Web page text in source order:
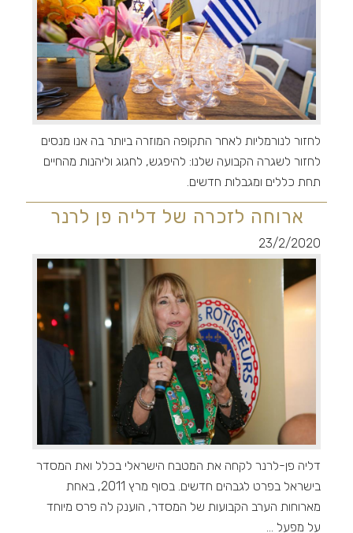
לחזור לנורמליות לאחר התקופה המוזרה ביותר בה אנו מנסים
לחזור לשגרה הקבועה שלנו: להיפגש, לחגוג וליהנות מהחיים
תחת כללים ומגבלות חדשים.
ארוחה לזכרה של דליה פן לרנר
23/2/2020
דליה פן-לרנר לקחה את המטבח הישראלי בכלל ואת המסדר
בישראל בפרט לגבהים חדשים. בסוף מרץ 2011, באחת
מארוחות הערב הקבועות של המסדר, הוענק לה פרס מיוחד
על מפעל ...